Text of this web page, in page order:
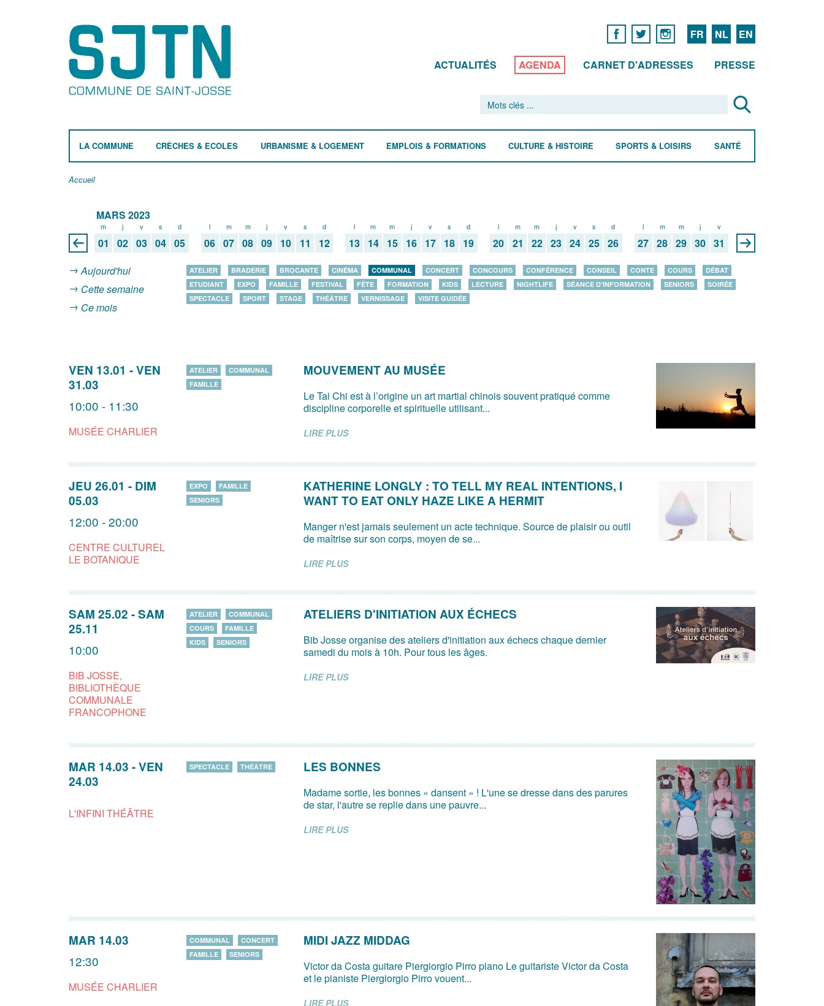
FR NL EN
ACTUALITÉS AGENDA CARNET D'ADRESSES PRESSE
LA COMMUNE CRÈCHES & ECOLES URBANISME & LOGEMENT EMPLOIS & FORMATIONS CULTURE & HISTOIRE SPORTS & LOISIRS SANTÉ
Accueil
MARS 2023
m
01
j
02
v
03
s
04
d
05
l
06
m
07
m
08
j
09
v
10
s
11
d
12
l
13
m
14
m
15
j
16
v
17
s
18
d
19
l
20
m
21
m
22
j
23
v
24
s
25
d
26
l
27
m
28
m
29
j
30
v
31
Aujourd'hui
Cette semaine
Ce mois
ATELIER BRADERIE BROCANTE CINÉMA COMMUNAL CONCERT CONCOURS CONFÉRENCE CONSEIL CONTE COURS
DÉBAT
ETUDIANT
EXPO FAMILLE FESTIVAL FÊTE FORMATION KIDS LECTURE NIGHTLIFE SÉANCE D'INFORMATION SENIORS
SOIRÉE
SPECTACLE
SPORT STAGE THÉÂTRE VERNISSAGE VISITE GUIDÉE
VEN 13.01 -VEN
31.03
10:00 - 11:30
MUSÉE CHARLIER
ATELIER
COMMUNAL
FAMILLE
MOUVEMENT AU MUSÉE
Le Tai Chi est à l’origine un art martial chinois souvent pratiqué comme
discipline corporelle et spirituelle utilisant...
LIRE PLUS
JEU 26.01 - DIM
05.03
12:00 - 20:00
CENTRE CULTUREL
LE BOTANIQUE
EXPO
FAMILLE
SENIORS
KATHERINE LONGLY : TO TELL MY REAL INTENTIONS, I
WANT TO EAT ONLY HAZE LIKE A HERMIT
Manger n'est jamais seulement un acte technique. Source de plaisir ou outil
de maîtrise sur son corps, moyen de se...
LIRE PLUS
SAM 25.02 -SAM
25.11
10:00
BIB JOSSE,
BIBLIOTHÈQUE
COMMUNALE
FRANCOPHONE
ATELIER
COMMUNAL
COURS
FAMILLE
KIDS
SENIORS
ATELIERS D'INITIATION AUX ÉCHECS
Bib Josse organise des ateliers d'initiation aux échecs chaque dernier
samedi du mois à 10h. Pour tous les âges.
LIRE PLUS
MAR 14.03 -VEN
24.03
L'INFINI THÉÂTRE
SPECTACLE THÉÂTRE LES BONNES
Madame sortie, les bonnes « dansent » ! L'une se dresse dans des parures
de star, l'autre se replie dans une pauvre...
LIRE PLUS
MAR 14.03
12:30
MUSÉE CHARLIER
COMMUNAL
CONCERT
FAMILLE
SENIORS
MIDI JAZZ MIDDAG
Victor da Costa guitare Piergiorgio Pirro piano Le guitariste Victor da Costa
et le pianiste Piergiorgio Pirro vouent...
LIRE PLUS